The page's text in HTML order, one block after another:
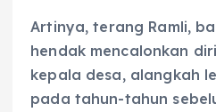
Artinya, terang Ramli,
hendak mencalonkan
kepala desa, alangkah
pada tahun-tahun